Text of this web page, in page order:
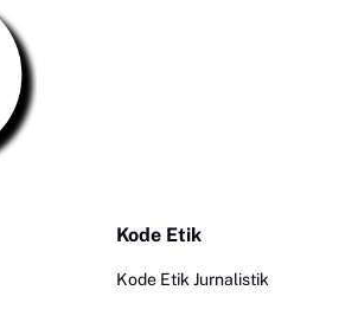
Kode Etik
Kode Etik Jurnalistik